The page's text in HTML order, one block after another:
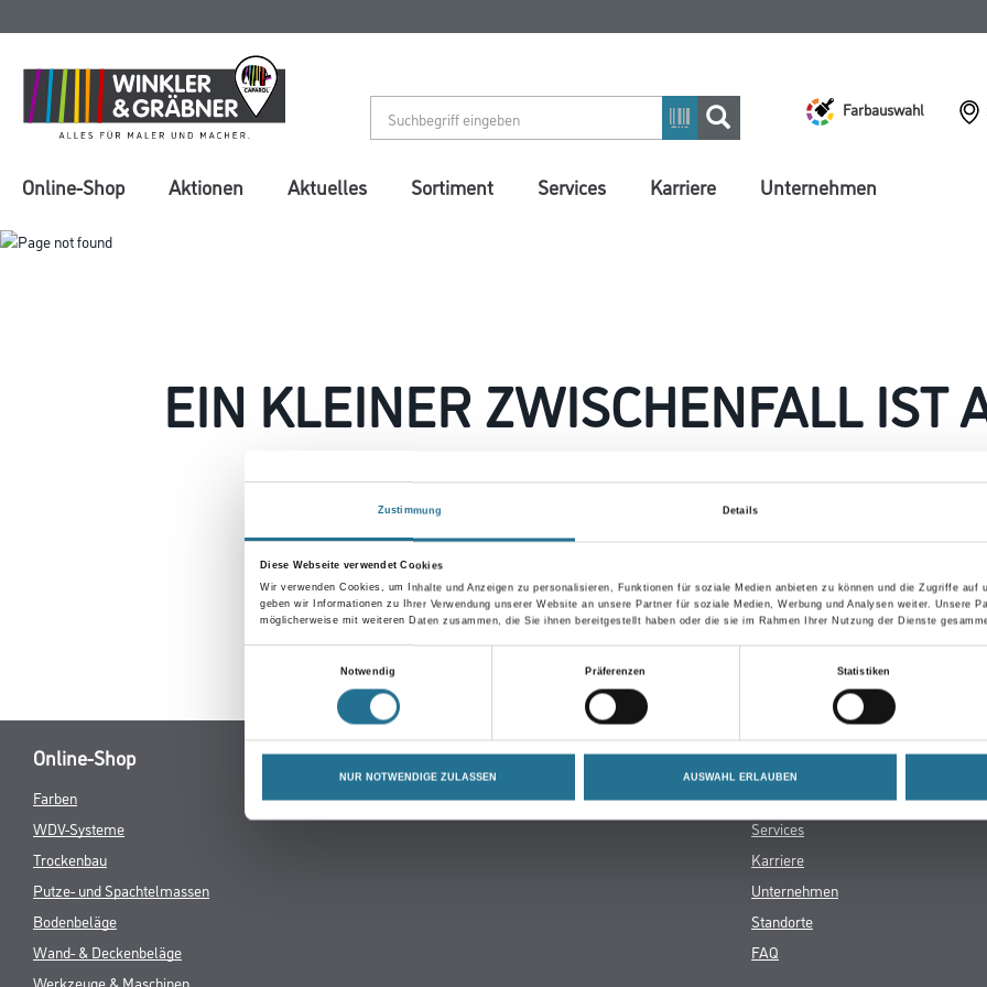
Zustimmung Details
Diese Webseite verwendet Cookies
Wir verwenden Cookies, um Inhalte und Anzeigen zu personalisieren, Funktionen für soziale Medien anbieten zu können und die Zugriffe auf
geben wir Informationen zu Ihrer Verwendung unserer Website an unsere Partner für soziale Medien, Werbung und Analysen weiter. Unsere
möglicherweise mit weiteren Daten zusammen, die Sie ihnen bereitgestellt haben oder die sie im Rahmen Ihrer Nutzung der Dienste
Notwendig
Präferenzen Statistiken
NUR NOTWENDIGE ZULASSEN AUSWAHL ERLAUBEN
springen
springen
Farbauswahl
Online-Shop Aktionen Aktuelles Sortiment Services Karriere Unternehmen
EIN KLEINER ZWISCHENFALL IST
Keine Sorge, wir pinseln schon an der Lösung und werden das Problem so schnell
Erkunden Sie in der Zwischenzeit unseren Online-Shop und lassen Sie
ZURÜCK ZUM ONLINE-SHOP
Online-Shop
Farben
WDV-Systeme
Trockenbau
Putze- und Spachtelmassen
Bodenbeläge
Wand- & Deckenbeläge
Werkzeuge & Maschinen
Verbrauchsmaterialien
Winkler & Gräbner
Sortiment
Services
Karriere
Unternehmen
Standorte
FAQ